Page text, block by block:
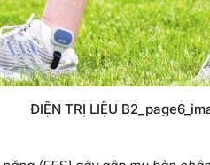
ĐIỆN TRỊ LIỆU